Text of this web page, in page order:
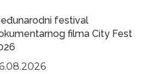
festival
filma City Fest